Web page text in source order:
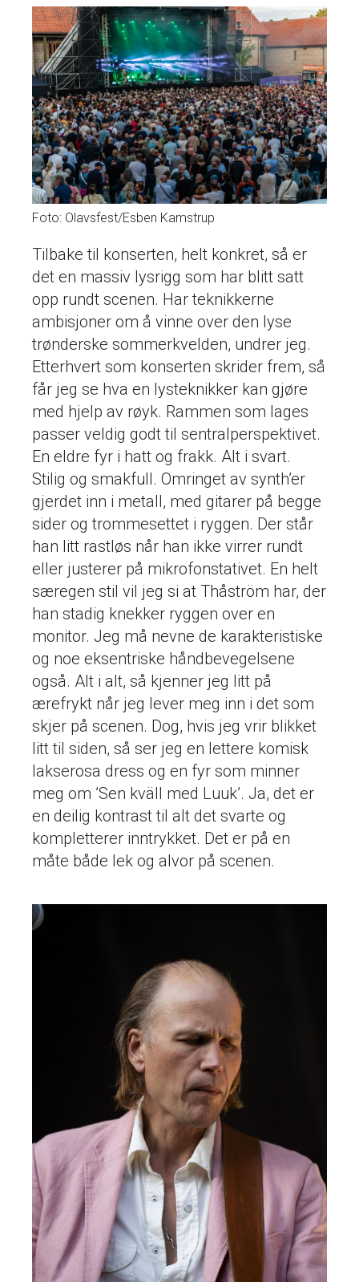
Foto: Olavsfest/Esben Kamstrup
Tilbake til konserten, helt konkret, så er
det en massiv lysrigg som har blitt satt
opp rundt scenen. Har teknikkerne
ambisjoner om å vinne over den lyse
trønderske sommerkvelden, undrer jeg.
Etterhvert som konserten skrider frem, så
får jeg se hva en lysteknikker kan gjøre
med hjelp av røyk. Rammen som lages
passer veldig godt til sentralperspektivet.
En eldre fyr i hatt og frakk. Alt i svart.
Stilig og smakfull. Omringet av synth’er
gjerdet inn i metall, med gitarer på begge
sider og trommesettet i ryggen. Der står
han litt rastløs når han ikke virrer rundt
eller justerer på mikrofonstativet. En helt
særegen stil vil jeg si at Thåström har, der
han stadig knekker ryggen over en
monitor. Jeg må nevne de karakteristiske
og noe eksentriske håndbevegelsene
også. Alt i alt, så kjenner jeg litt på
ærefrykt når jeg lever meg inn i det som
skjer på scenen. Dog, hvis jeg vrir blikket
litt til siden, så ser jeg en lettere komisk
lakserosa dress og en fyr som minner
meg om ’Sen kväll med Luuk’. Ja, det er
en deilig kontrast til alt det svarte og
kompletterer inntrykket. Det er på en
måte både lek og alvor på scenen.